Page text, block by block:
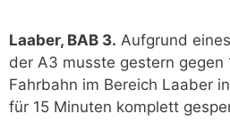
Laaber, BAB 3. Aufgrund
der A3 musste gestern gegen
Fahrbahn im Bereich Laaber
für 15 Minuten komplett